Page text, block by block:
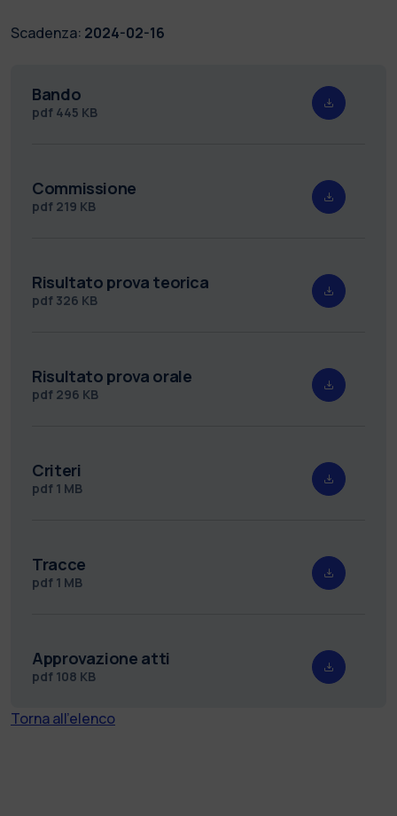
Scadenza: 2024-02-16
Bando
pdf 445 KB
Commissione
pdf 219 KB
Risultato prova teorica
pdf 326 KB
Risultato prova orale
pdf 296 KB
Criteri
pdf 1 MB
Tracce
pdf 1 MB
Approvazione atti
pdf 108 KB
Torna all'elenco